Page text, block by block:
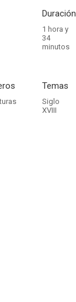
Duración
1 hora y
34
minutos
Temas
Siglo
XVIII